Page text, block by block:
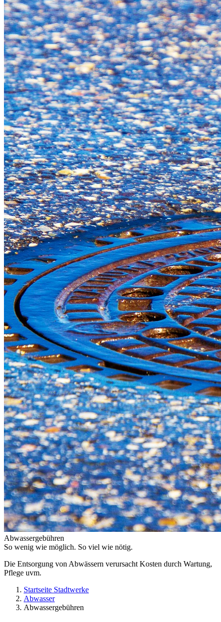
Abwassergebühren
So wenig wie möglich. So viel wie nötig.
Die Entsorgung von Abwässern verursacht Kosten durch Wartung,
Pflege uvm.
Startseite Stadtwerke
Abwasser
Abwassergebühren